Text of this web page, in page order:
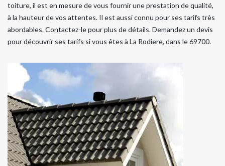
toiture, il est en mesure de vous fournir une prestation de qualité,
à la hauteur de vos attentes. Il est aussi connu pour ses tarifs très
abordables. Contactez-le pour plus de détails. Demandez un devis
pour découvrir ses tarifs si vous êtes à La Rodiere, dans le 69700.